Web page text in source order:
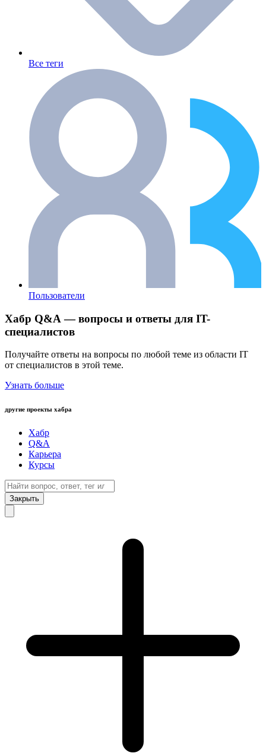
Все теги
Пользователи
Хабр Q&A — вопросы и ответы для IT-
специалистов
Получайте ответы на вопросы по любой теме из области IT
от специалистов в этой теме.
Узнать больше
другие проекты хабра
Хабр
Q&A
Карьера
Курсы
Закрыть